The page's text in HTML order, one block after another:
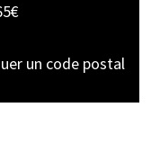
un code postal